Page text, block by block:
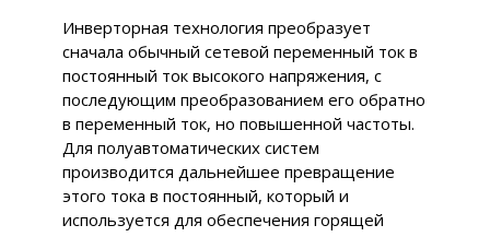
Инверторная технология преобразует
сначала обычный сетевой переменный ток в
постоянный ток высокого напряжения, с
последующим преобразованием его обратно
в переменный ток, но повышенной частоты.
Для полуавтоматических систем
производится дальнейшее превращение
этого тока в постоянный, который и
используется для обеспечения горящей